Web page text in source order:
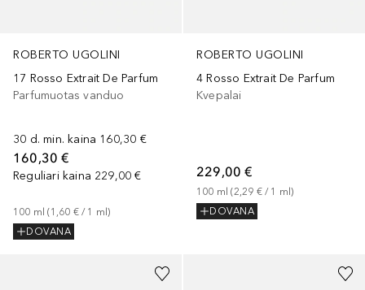
ROBERTO UGOLINI
17 Rosso Extrait De Parfum
Parfumuotas vanduo
30 d. min. kaina 160,30 €
160,30 €
Reguliari kaina 229,00 €
100 ml (1,60 € / 1 ml)
DOVANA
ROBERTO UGOLINI
4 Rosso Extrait De Parfum
Kvepalai
229,00 €
100 ml (2,29 € / 1 ml)
DOVANA